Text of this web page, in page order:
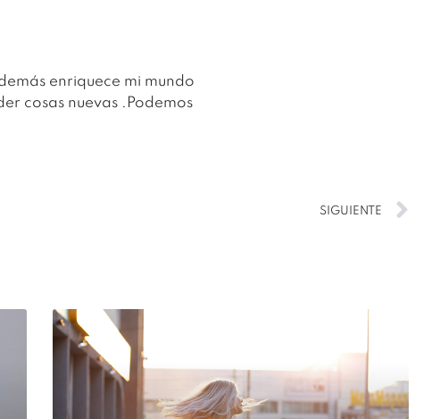
enriquece mi mundo
cosas nuevas .Podemos
SIGUIENTE